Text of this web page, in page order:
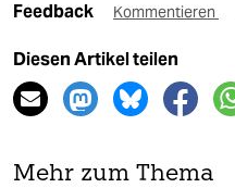
Feedback Kommentieren
Diesen Artikel teilen
Mehr zum Thema